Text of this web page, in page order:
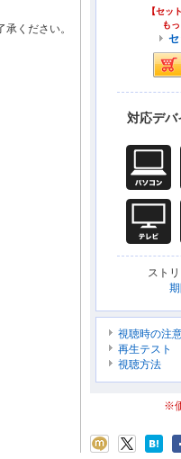
ください。
【セッ
も
対応デバ
スト
視聴時の注
再生テスト
視聴方法
※